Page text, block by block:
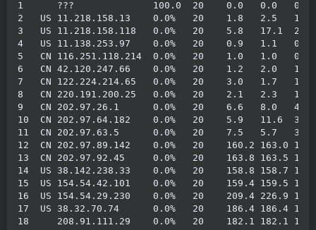
1 ??? 100.0 20 0.0 0.0
0.0
2
   US
11.218 . 158.13 0.0% 20 1.8 2.5
1.8
3
   US
11.218 . 158.118 0.0% 20 5.8 17.1
2.4
4
   US
11.138 . 253.97 0.0% 20 0.9 1.1
0.9
5
   CN
116.251 . 118.214 0.0% 20 1.0 1.0
0.8
6
   CN
42.120 . 247.66 0.0% 20 1.2 2.0
1.1
7
   CN
122.224 . 214.65 0.0% 20 3.0 1.7
1.1
8
   CN
220.191 . 200.25 0.0% 20 2.1 2.3
1.7
9
   CN
202.97 . 26.1 0.0% 20 6.6 8.0
4.6
10
  CN
202.97 . 64.182 0.0% 20 5.9 11.6
3.6
11
  CN
202.97 . 63.5 0.0% 20 7.5 5.7
3.6
12
  CN
202.97 . 89.142 0.0% 20 160.2 163.0
13
  CN
202.97 . 92.45 0.0% 20 163.8 163.5
14
  US
38.142 . 238.33 0.0% 20 158.8 158.7
15
  US
154.54 . 42.101 0.0% 20 159.4 159.5
16
  US
154.54 . 29.230 0.0% 20 209.4 226.9
17
  US
38.32 . 70.74 0.0% 20 186.4 186.4
18
208.91 . 111.29 0.0% 20 182.1 182.1